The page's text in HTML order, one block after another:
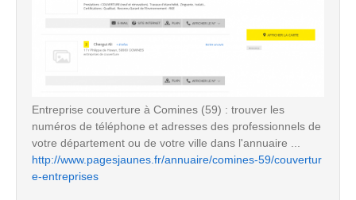
Entreprise couverture à Comines (59) : trouver les
numéros de téléphone et adresses des professionnels de
votre département ou de votre ville dans l'annuaire ...
http://www.pagesjaunes.fr/annuaire/comines-59/couvertur
e-entreprises